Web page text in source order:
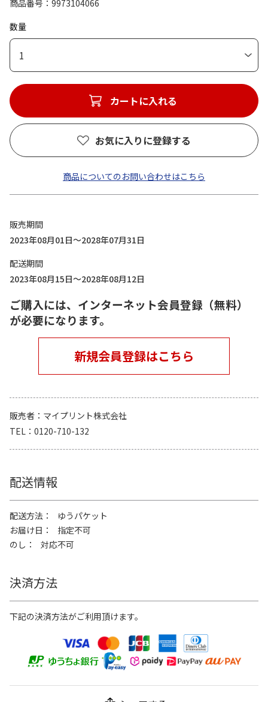
商品番号
9973104066
数量
1
カートに入れる
お気に入りに登録する
商品についてのお問い合わせはこちら
販売期間
2023年08月01日～2028年07月31日
配送期間
2023年08月15日～2028年08月12日
ご購入には、インターネット会員登録（無料）
が必要になります。
新規会員登録はこちら
販売者
マイプリント株式会社
TEL
0120-710-132
配送情報
配送方法
ゆうパケット
お届け日
指定不可
のし
対応不可
決済方法
下記の決済方法がご利用頂けます。